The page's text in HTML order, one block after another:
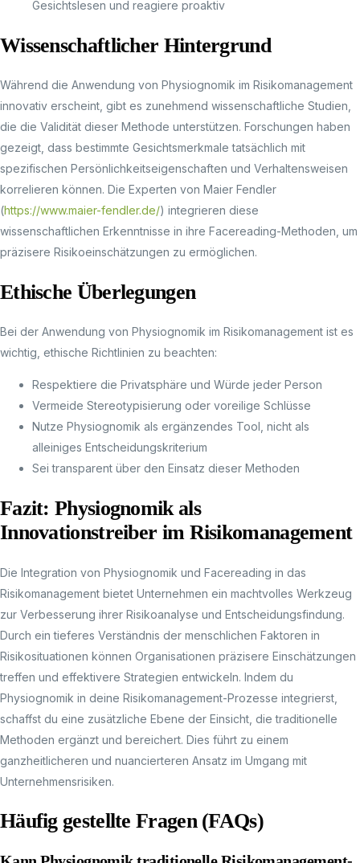
Gesichtslesen und reagiere proaktiv
Wissenschaftlicher Hintergrund
Während die Anwendung von Physiognomik im Risikomanagement
innovativ erscheint, gibt es zunehmend wissenschaftliche Studien,
die die Validität dieser Methode unterstützen. Forschungen haben
gezeigt, dass bestimmte Gesichtsmerkmale tatsächlich mit
spezifischen Persönlichkeitseigenschaften und Verhaltensweisen
korrelieren können. Die Experten von Maier Fendler
(https://www.maier-fendler.de/) integrieren diese
wissenschaftlichen Erkenntnisse in ihre Facereading-Methoden, um
präzisere Risikoeinschätzungen zu ermöglichen.
Ethische Überlegungen
Bei der Anwendung von Physiognomik im Risikomanagement ist es
wichtig, ethische Richtlinien zu beachten:
Respektiere die Privatsphäre und Würde jeder Person
Vermeide Stereotypisierung oder voreilige Schlüsse
Nutze Physiognomik als ergänzendes Tool, nicht als
alleiniges Entscheidungskriterium
Sei transparent über den Einsatz dieser Methoden
Fazit: Physiognomik als
Innovationstreiber im Risikomanagement
Die Integration von Physiognomik und Facereading in das
Risikomanagement bietet Unternehmen ein machtvolles Werkzeug
zur Verbesserung ihrer Risikoanalyse und Entscheidungsfindung.
Durch ein tieferes Verständnis der menschlichen Faktoren in
Risikosituationen können Organisationen präzisere Einschätzungen
treffen und effektivere Strategien entwickeln. Indem du
Physiognomik in deine Risikomanagement-Prozesse integrierst,
schaffst du eine zusätzliche Ebene der Einsicht, die traditionelle
Methoden ergänzt und bereichert. Dies führt zu einem
ganzheitlicheren und nuancierteren Ansatz im Umgang mit
Unternehmensrisiken.
Häufig gestellte Fragen (FAQs)